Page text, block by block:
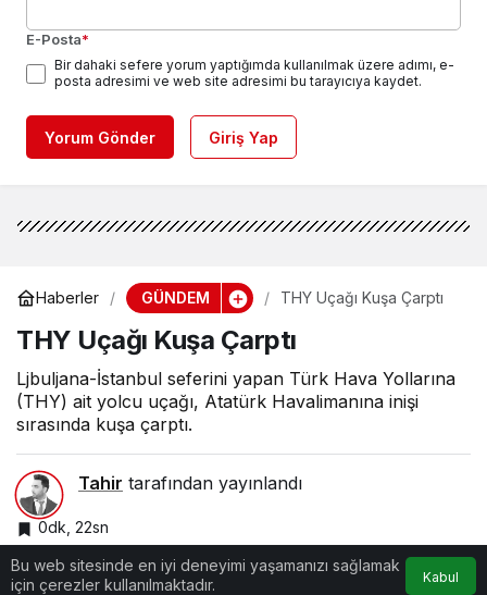
E-Posta*
Bir dahaki sefere yorum yaptığımda kullanılmak üzere adımı, e-
posta adresimi ve web site adresimi bu tarayıcıya kaydet.
Yorum Gönder Giriş Yap
Haberler GÜNDEM THY Uçağı Kuşa Çarptı
THY Uçağı Kuşa Çarptı
Ljbuljana-İstanbul seferini yapan Türk Hava Yollarına
(THY) ait yolcu uçağı, Atatürk Havalimanına inişi
sırasında kuşa çarptı.
Tahir tarafından yayınlandı
0dk, 22sn
Bu web sitesinde en iyi deneyimi yaşamanızı sağlamak
için çerezler kullanılmaktadır.
Kabul